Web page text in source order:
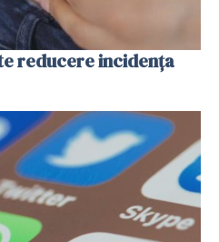
reducere incidența